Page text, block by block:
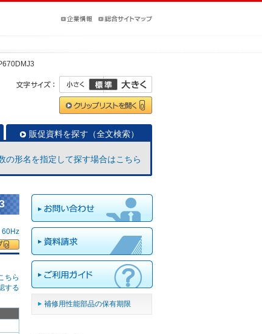
販促資料を探す（全文検索）
の形名を指定して探す場合はこちら
60Hz
ちら
する
補修用性能部品の保有期限